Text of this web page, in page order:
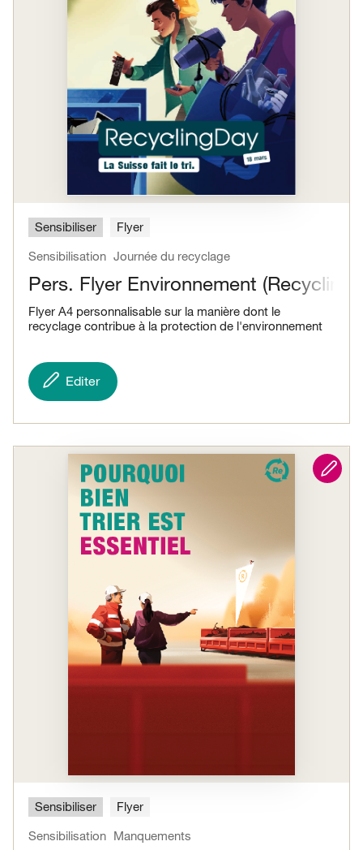
Sensibiliser
Flyer
Sensibilisation Journée du recyclage
Pers. Flyer Environnement (Recycling
Flyer A4 personnalisable sur la manière dont le
recyclage contribue à la protection de l'environnement
Editer
Sensibiliser
Flyer
Sensibilisation Manquements